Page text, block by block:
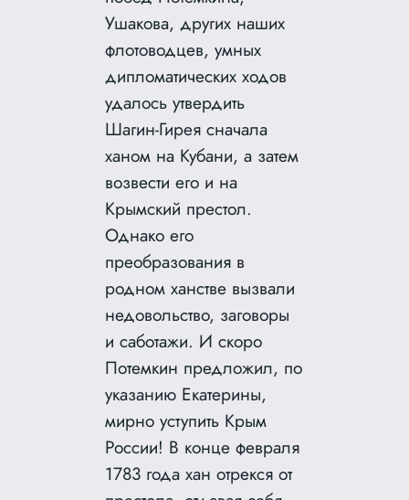
Ушакова, других наших
флотоводцев, умных
дипломатических ходов
удалось утвердить
Шагин-Гирея сначала
ханом на Кубани, а затем
возвести его и на
Крымский престол.
Однако его
преобразования в
родном ханстве вызвали
недовольство, заговоры
и саботажи. И скоро
Потемкин предложил, по
указанию Екатерины,
мирно уступить Крым
России! В конце февраля
1783 года хан отрекся от